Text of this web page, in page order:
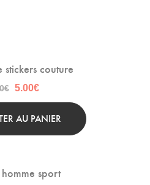
stickers couture
€ Le
était :
5.00€Le
est :
AU PANIER